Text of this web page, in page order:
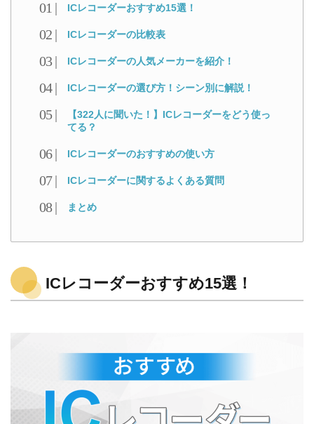
ICレコーダーおすすめ15選！
ICレコーダーの比較表
ICレコーダーの人気メーカーを紹介！
ICレコーダーの選び方！シーン別に解説！
【322人に聞いた！】ICレコーダーをどう使っ
てる？
ICレコーダーのおすすめの使い方
ICレコーダーに関するよくある質問
まとめ
ICレコーダーおすすめ15選！